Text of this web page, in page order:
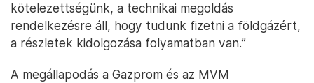
kötelezettségünk, a technikai megoldás
rendelkezésre áll, hogy tudunk fizetni a földgázért,
a részletek kidolgozása folyamatban van.”
A megállapodás a Gazprom és az MVM